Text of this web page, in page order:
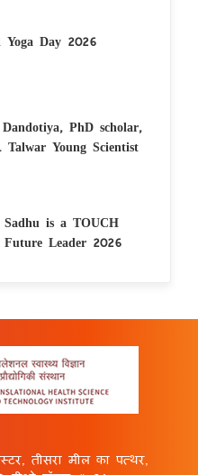
Day 2026
PhD scholar,
Talwar Young Scientist
is a TOUCH
Leader 2026
तीसरा मील का पत्थर,